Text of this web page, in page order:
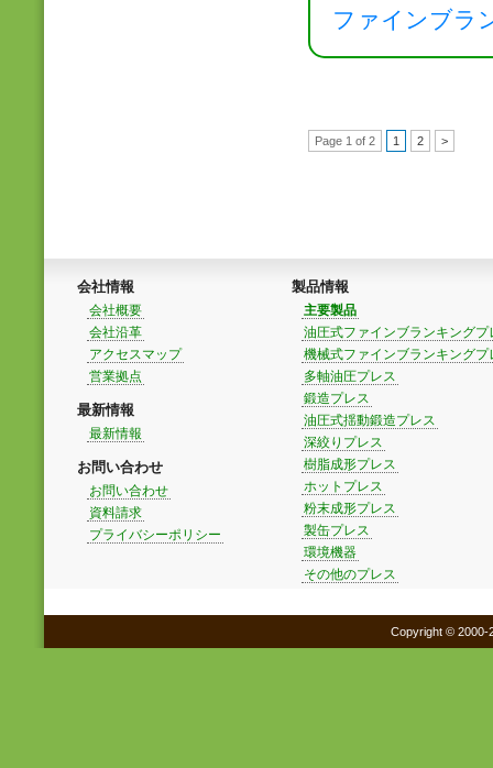
ファインブラ
Page 1 of 2 1 2 >
会社情報
会社概要
会社沿革
アクセスマップ
営業拠点
最新情報
最新情報
お問い合わせ
お問い合わせ
資料請求
プライバシーポリシー
製品情報
主要製品
油圧式ファインブランキングプ
機械式ファインブランキングプ
多軸油圧プレス
鍛造プレス
油圧式揺動鍛造プレス
深絞りプレス
樹脂成形プレス
ホットプレス
粉末成形プレス
製缶プレス
環境機器
その他のプレス
Copyright © 2000-